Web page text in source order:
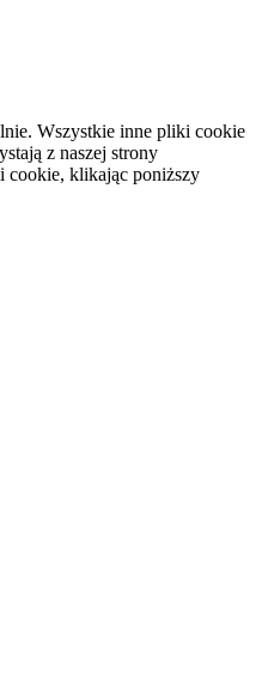
Wszystkie inne pliki cookie
z naszej strony
cookie, klikając poniższy